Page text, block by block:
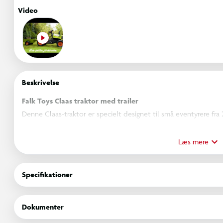
Video
Beskrivelse
Falk Toys Claas traktor med trailer
Denne Claas-traktor er specielt designet til små eventyrere
fastgøre traileren med sidepaneler og transportere sand,
haven til den anden. Som både gartner og landmand
traktor med rat og horn er 100% lavet i Frankrig. Den
Aldersgruppe: 2-5 år
Produktmål: H: 53 x B: 138 x D: 42 cm
Læs mere
Specifikationer
Dokumenter